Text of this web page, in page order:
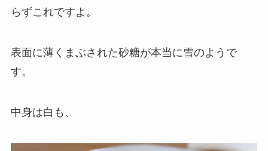
らずこれですよ。
表面に薄くまぶされた砂糖が本当に雪のようで
す。
中身は白も、